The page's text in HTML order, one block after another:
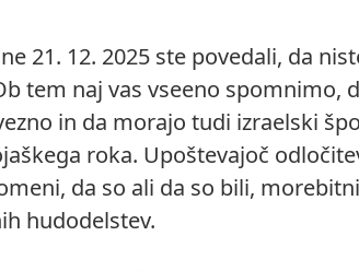
21. 12. 2025 ste povedali, da
tem naj vas vseeno spomnimo,
in da morajo tudi izraelski
roka. Upoštevajoč
da so ali da so bili,
hudodelstev.